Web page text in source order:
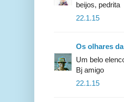
beijos, pedrita
22.1.15
Os olhares
Um belo
Bj amigo
22.1.15